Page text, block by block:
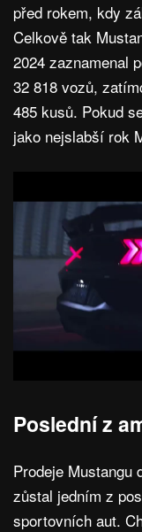
před rokem, kdy
Celkově tak
2024 zaznamenal
32 818 vozů,
485 kusů. Pokud
jako nejslabší rok
Poslední z
Prodeje Mustangu
zůstal jedním z
sportovních aut.